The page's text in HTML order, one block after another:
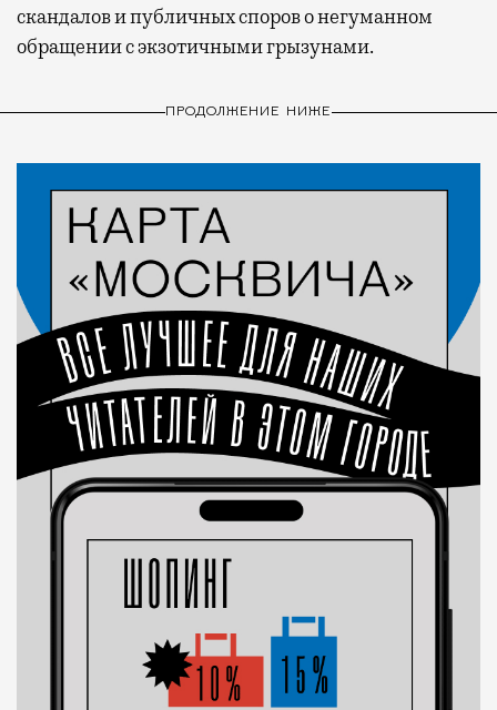
скандалов и публичных споров о негуманном
обращении с экзотичными грызунами.
ПРОДОЛЖЕНИЕ НИЖЕ